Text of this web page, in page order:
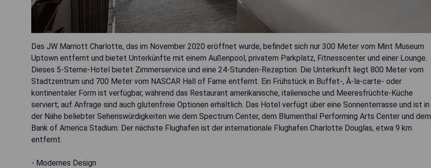
Das JW Marriott Charlotte, das im November 2020 eröffnet wurde, befindet sich nur 300 Meter vom Mint Museum
Uptown entfernt und bietet Unterkünfte mit einem Außenpool, privatem Parkplatz, Fitnesscenter und einer Lounge.
Dieses 5-Sterne-Hotel bietet Zimmerservice und eine 24-Stunden-Rezeption. Die Unterkunft liegt 800 Meter vom
Stadtzentrum und 700 Meter vom NASCAR Hall of Fame entfernt. Ein Frühstück in Buffet-, À-la-carte- oder
kontinentaler Form ist verfügbar, während das Restaurant amerikanische, italienische und Meeresfrüchte-Küche
serviert; auf Anfrage sind auch glutenfreie Optionen erhältlich. Das Hotel verfügt über eine Sonnenterrasse und ist in
der Nähe beliebter Sehenswürdigkeiten wie dem Spectrum Center, dem Blumenthal Performing Arts Center und dem
Bank of America Stadium. Der nächste Flughafen ist der internationale Flughafen Charlotte Douglas, etwa 9 km
entfernt.
- Modernes Design